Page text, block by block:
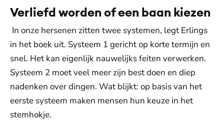
Verliefd worden of een baan kiezen
In onze hersenen zitten twee systemen, legt Erlings
in het boek uit. Systeem 1 gericht op korte termijn en
snel. Het kan eigenlijk nauwelijks feiten verwerken.
Systeem 2 moet veel meer zijn best doen en diep
nadenken over dingen. Wat blijkt: op basis van het
eerste systeem maken mensen hun keuze in het
stemhokje.